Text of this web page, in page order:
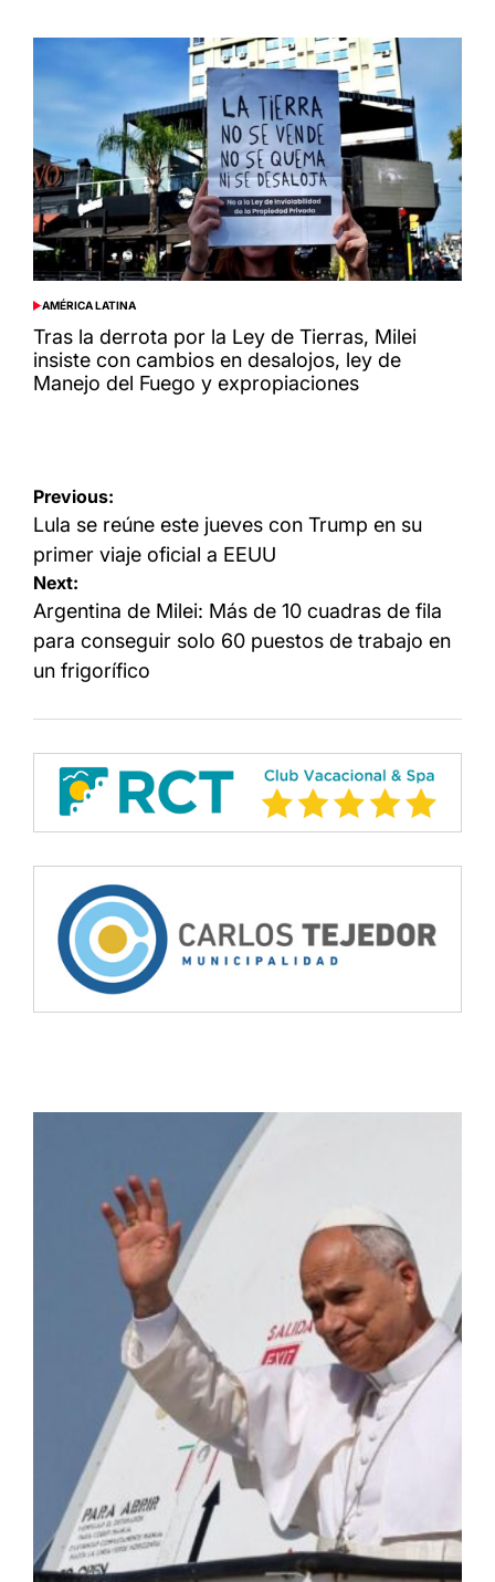
POSTED
IN
AMÉRICA LATINA
Tras la derrota por la Ley de Tierras, Milei
insiste con cambios en desalojos, ley de
Manejo del Fuego y expropiaciones
Navegación
de
entradas
Previous:
Lula se reúne este jueves con Trump en su
primer viaje oficial a EEUU
Next:
Argentina de Milei: Más de 10 cuadras de fila
para conseguir solo 60 puestos de trabajo en
un frigorífico